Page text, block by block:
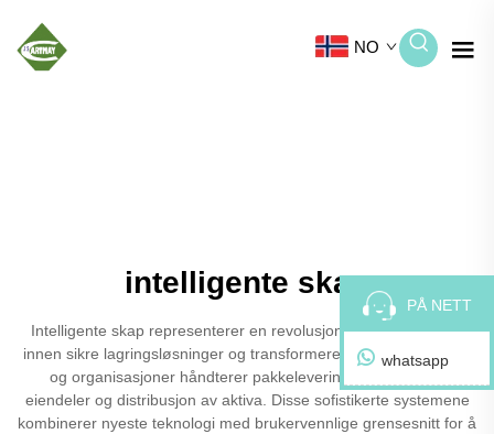
NO
intelligente skap
Intelligente skap representerer en revolusjonerende fremgang
innen sikre lagringsløsninger og transformerer hvordan bedrifter
og organisasjoner håndterer pakkeleveringer, personlige
eiendeler og distribusjon av aktiva. Disse sofistikerte systemene
kombinerer nyeste teknologi med brukervennlige grensesnitt for å
PÅ NETT
whatsapp